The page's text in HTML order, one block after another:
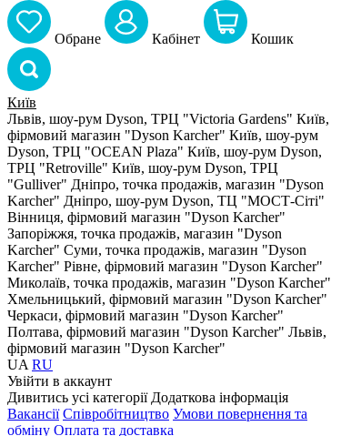
Обране Кабiнет Кошик
Київ
Львів, шоу-рум Dyson, ТРЦ "Victoria Gardens" Київ,
фірмовий магазин "Dyson Karcher" Київ, шоу-рум
Dyson, ТРЦ "OCEAN Plaza" Київ, шоу-рум Dyson,
ТРЦ "Retroville" Київ, шоу-рум Dyson, ТРЦ
"Gulliver" Дніпро, точка продажів, магазин "Dyson
Karcher" Дніпро, шоу-рум Dyson, ТЦ "МОСТ-Сіті"
Вінниця, фірмовий магазин "Dyson Karcher"
Запоріжжя, точка продажів, магазин "Dyson
Karcher" Суми, точка продажів, магазин "Dyson
Karcher" Рівне, фірмовий магазин "Dyson Karcher"
Миколаїв, точка продажів, магазин "Dyson Karcher"
Хмельницький, фірмовий магазин "Dyson Karcher"
Черкаси, фірмовий магазин "Dyson Karcher"
Полтава, фірмовий магазин "Dyson Karcher" Львів,
фірмовий магазин "Dyson Karcher"
UA RU
Увiйти в аккаунт
Дивитись усі категорії Додаткова інформація
Вакансії Співробітництво Умови повернення та
обміну Оплата та доставка